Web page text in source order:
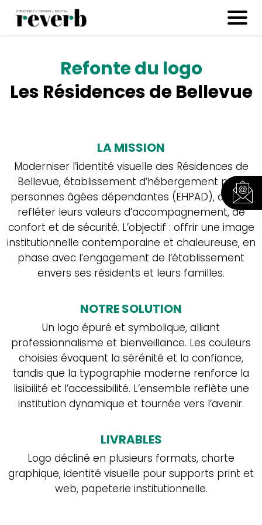
le
brief.
On vous résume l’important,
Envie d’avoir toutes les dernières actus de la
#teamreverb ?
D’avoir des astuces exclusives
pour votre communication ?
Refonte du logo
Les Résidences de Bellevue
LA MISSION
Moderniser l’identité visuelle des Résidences de
Bellevue, établissement d’hébergement pour
personnes âgées dépendantes (EHPAD), afin de
refléter leurs valeurs d’accompagnement, de
confort et de sécurité. L’objectif : offrir une image
institutionnelle contemporaine et chaleureuse, en
phase avec l’engagement de l’établissement
envers ses résidents et leurs familles.
NOTRE SOLUTION
Un logo épuré et symbolique, alliant
professionnalisme et bienveillance. Les couleurs
choisies évoquent la sérénité et la confiance,
tandis que la typographie moderne renforce la
lisibilité et l’accessibilité. L’ensemble reflète une
institution dynamique et tournée vers l’avenir.
LIVRABLES
Logo décliné en plusieurs formats, charte
graphique, identité visuelle pour supports print et
web, papeterie institutionnelle.